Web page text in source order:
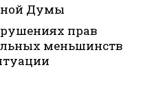
Думы
прав
меньшинств